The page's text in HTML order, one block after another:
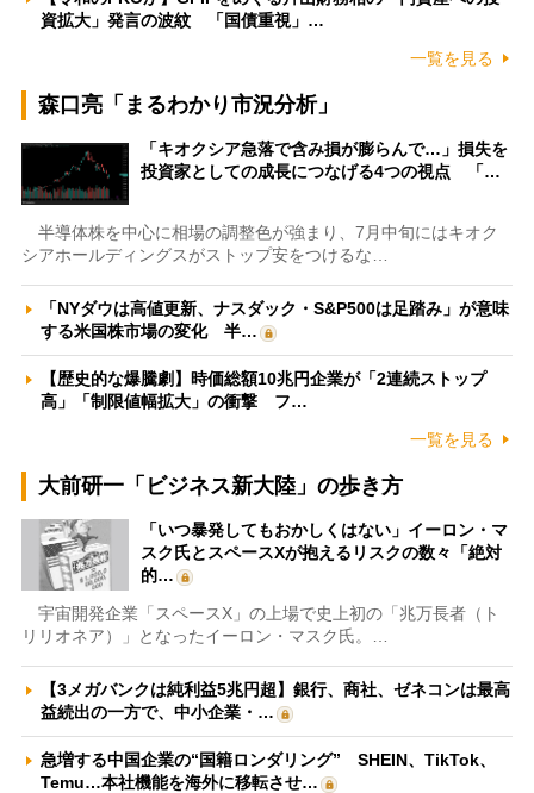
資拡大」発言の波紋 「国債重視」…
一覧を見る
森口亮「まるわかり市況分析」
「キオクシア急落で含み損が膨らんで…」損失を
投資家としての成長につなげる4つの視点 「…
半導体株を中心に相場の調整色が強まり、7月中旬にはキオク
シアホールディングスがストップ安をつけるな…
「NYダウは高値更新、ナスダック・S&P500は足踏み」が意味
する米国株市場の変化 半…
【歴史的な爆騰劇】時価総額10兆円企業が「2連続ストップ
高」「制限値幅拡大」の衝撃 フ…
一覧を見る
大前研一「ビジネス新大陸」の歩き方
「いつ暴発してもおかしくはない」イーロン・マ
スク氏とスペースXが抱えるリスクの数々「絶対
的…
宇宙開発企業「スペースX」の上場で史上初の「兆万長者（ト
リリオネア）」となったイーロン・マスク氏。…
【3メガバンクは純利益5兆円超】銀行、商社、ゼネコンは最高
益続出の一方で、中小企業・…
急増する中国企業の“国籍ロンダリング” SHEIN、TikTok、
Temu…本社機能を海外に移転させ…